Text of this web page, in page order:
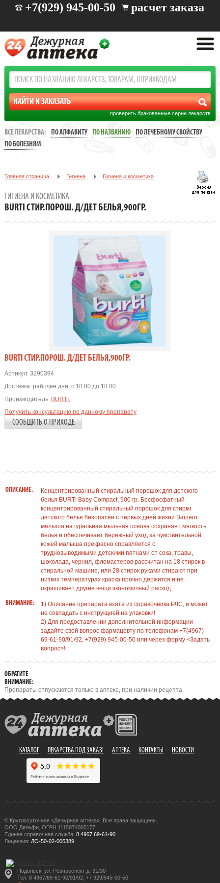
+7(929) 945-00-50 расчет заказа
проверить бракованные серии лекарств
ВСЕ ЛЕКАРСТВА: ПО АЛФАВИТУ ПО НАЗВАНИЮ
ПО ЛЕЧЕБНОМУ СВОЙСТВУ
ПО БОЛЕЗНЯМ
Главная страница Гигиена Гигиена и косметика
ГИГИЕНА И КОСМЕТИКА
BURTI СТИР.ПОРОШ. Д/ДЕТ БЕЛЬЯ,900ГР.
BURTI СТИР.ПОРОШ. Д/ДЕТ БЕЛЬЯ,900ГР.
Артикул:3290394
Доставка: рабочие дни, с 10:00 до 18:00
Производитель: BURTI ,
Получить консультацию по данному препарату
СООБЩИТЬ О ПРИХОДЕ
ОПИСАНИЕ.
Концентрированный стиральный порошок для детского
белья BURTI Baby Compact, 900 гр. Бесфосфатный
концентрированный стиральный порошок для стирки
детского белья безопасен с первых дней жизни Вашего
малыша натуральная мыльная основа сохраняет мягкость
белья и обеспечивает бережный уход за чувствительной
кожей малыша прекрасно справляется с
трудновыводимыми детскими пятнами от сока, травы,
шоколада, чернил, фломастеров рассчитан на 18 стирок в
стиральной машине, или 28 стирок руками стирают при
низких температурах краска прочно держится и не
окрашивает другие вещи экономичный расход.
ВНИМАНИЕ:
1) Описание препарата взята из справочника РЛС, и может
не совпадать с инструкцией на упаковки!
2) Для предоставлении дополнительной информации
задайте свой вопрос фармацевту по телефонам +7(4967)
69-61-90/91/92, +7(929) 945-00-50 или через форму <Задать
вопрос>!
ОБРАТИТЕ
ВНИМАНИЕ:
Препараты отпускаются только в аптеке, при наличии рецепта.
КАТАЛОГ ЛЕКАРСТВА ПОД ЗАКАЗ! АПТЕКА КОНТАКТЫ НОВОСТИ
© Круглосуточная «Дежурная аптека». Все права защищены.
ООО Дельфи, ОГРН 1115074005177
Единая справочная служба: 8 4967 69-61-90
Лицензия: ЛО-50-02-005389
Подольск, ул. Ревпроспект д. 31/30
Тел. 8 4967/69-61-90/91/92, +7 929/945-00-50